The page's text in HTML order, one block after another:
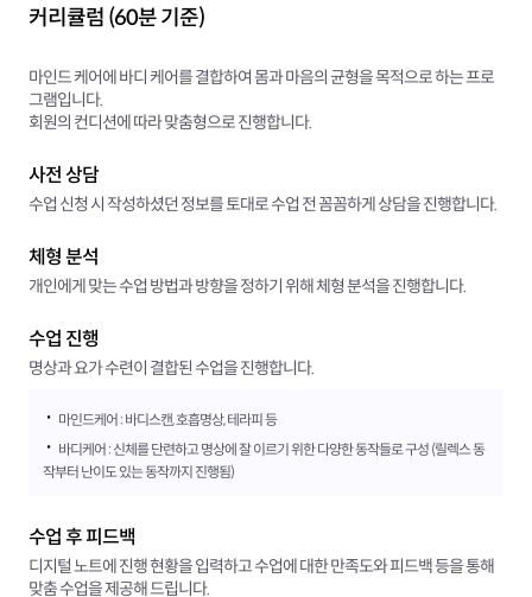
커리큘럼 (60분 기준)
마인드 케어에 바디 케어를 결합하여 몸과 마음의 균형을 목적으로 하는 프로
그램입니다.
회원의 컨디션에 따라 맞춤형으로 진행합니다.
사전 상담
수업 신청 시 작성하셨던 정보를 토대로 수업 전 꼼꼼하게 상담을 진행합니다.
체형 분석
개인에게 맞는 수업 방법과 방향을 정하기 위해 체형 분석을 진행합니다.
수업 진행
명상과 요가 수련이 결합된 수업을 진행합니다.
· 마인드케어 : 바디스캔, 호흡명상, 테라피 등
· 바디케어 : 신체를 단련하고 명상에 잘 이르기 위한 다양한 동작들로 구성 (릴렉스 동
작부터 난이도 있는 동작까지 진행됨)
수업 후 피드백
디지털 노트에 진행 현황을 입력하고 수업에 대한 만족도와 피드백 등을 통해
맞춤 수업을 제공해 드립니다.